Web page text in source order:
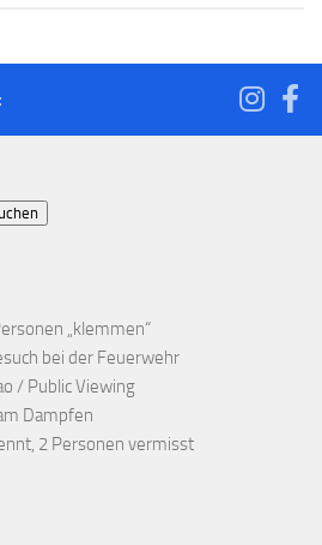
„klemmen“
bei der Feuerwehr
/ Public Viewing
Dampfen
2 Personen vermisst